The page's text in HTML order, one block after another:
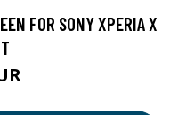
FOR SONY XPERIA X